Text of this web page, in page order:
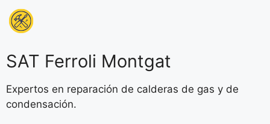
SAT Ferroli Montgat
Expertos en reparación de calderas de gas y de
condensación.